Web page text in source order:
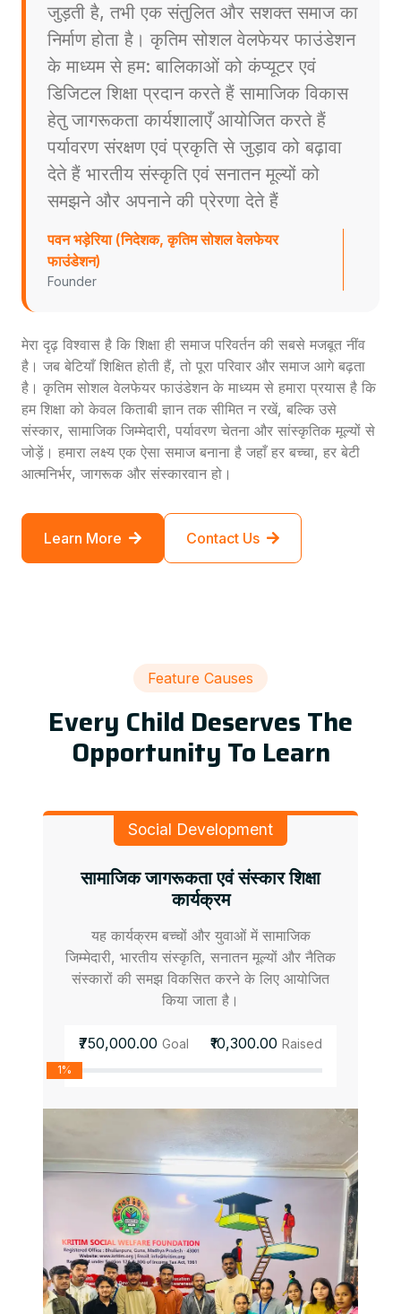
जुड़ती है, तभी एक संतुलित और सशक्त समाज का
निर्माण होता है। कृतिम सोशल वेलफेयर फाउंडेशन
के माध्यम से हम: बालिकाओं को कंप्यूटर एवं
डिजिटल शिक्षा प्रदान करते हैं सामाजिक विकास
हेतु जागरूकता कार्यशालाएँ आयोजित करते हैं
पर्यावरण संरक्षण एवं प्रकृति से जुड़ाव को बढ़ावा
देते हैं भारतीय संस्कृति एवं सनातन मूल्यों को
समझने और अपनाने की प्रेरणा देते हैं
पवन भड़ेरिया (निदेशक, कृतिम सोशल वेलफेयर
फाउंडेशन)
Founder
मेरा दृढ़ विश्वास है कि शिक्षा ही समाज परिवर्तन की सबसे मजबूत नींव
है। जब बेटियाँ शिक्षित होती हैं, तो पूरा परिवार और समाज आगे बढ़ता
है। कृतिम सोशल वेलफेयर फाउंडेशन के माध्यम से हमारा प्रयास है कि
हम शिक्षा को केवल किताबी ज्ञान तक सीमित न रखें, बल्कि उसे
संस्कार, सामाजिक जिम्मेदारी, पर्यावरण चेतना और सांस्कृतिक मूल्यों से
जोड़ें। हमारा लक्ष्य एक ऐसा समाज बनाना है जहाँ हर बच्चा, हर बेटी
आत्मनिर्भर, जागरूक और संस्कारवान हो।
Learn More Contact Us
Feature Causes
Every Child Deserves The
Opportunity To Learn
Social Development
सामाजिक जागरूकता एवं संस्कार शिक्षा
कार्यक्रम
यह कार्यक्रम बच्चों और युवाओं में सामाजिक
जिम्मेदारी, भारतीय संस्कृति, सनातन मूल्यों और नैतिक
संस्कारों की समझ विकसित करने के लिए आयोजित
किया जाता है।
₹750,000.00 Goal ₹10,300.00 Raised
1%